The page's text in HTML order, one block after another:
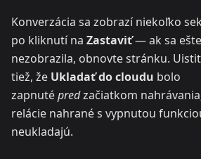
Konverzácia sa zobrazí niekoľko
po kliknutí na Zastaviť— ak sa ešte
nezobrazila, obnovte stránku.
tiež, že Ukladať do cloudu bolo
zapnutépredzačiatkom
relácie nahrané s vypnutou
neukladajú.